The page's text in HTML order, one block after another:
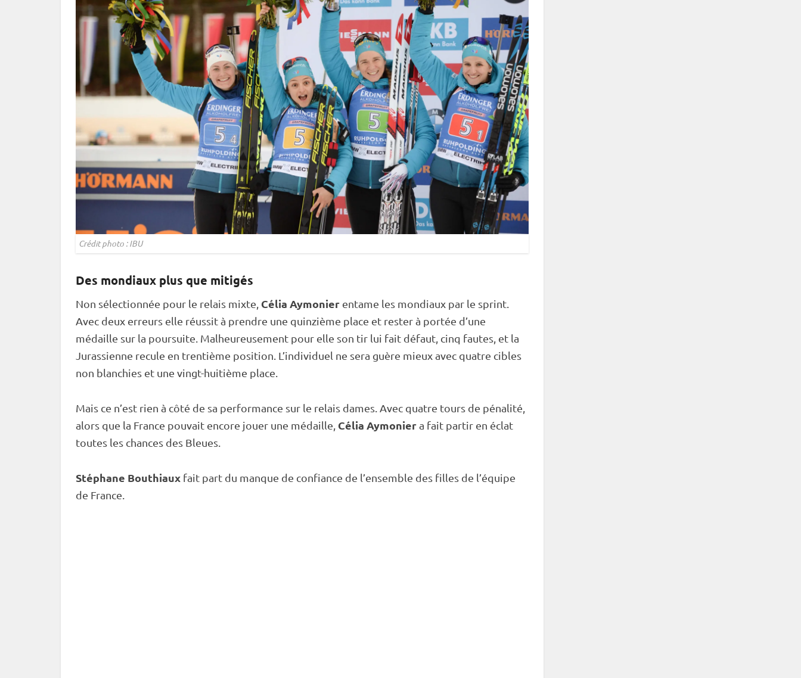
Crédit photo :IBU
Des mondiaux plus que mitigés
Non sélectionnée pour le relais mixte Célia Aymonier entame les mondiaux par le sprint
Avec deux erreurs elle réussit à prendre une quinzième place et rester à portée d’une
médaille sur la poursuite . Malheureusement pour elle son tir lui fait défaut, cinq fautes, et la
Jurassienne recule en trentième position. L’individuel ne sera guère mieux avec quatre cibles
non blanchies et une vingt-huitième place.
Mais ce n’est rien à côté de sa performance sur le relais dames. Avec quatre tours de pénalité
alors que la France pouvait encore jouer une médaille, Célia Aymoniera fait partir en éclat
toutes les chances des Bleues.
Stéphane Bouthiaux fait part du manque de confiance de l’ensemble des filles de l’équipe
de France.